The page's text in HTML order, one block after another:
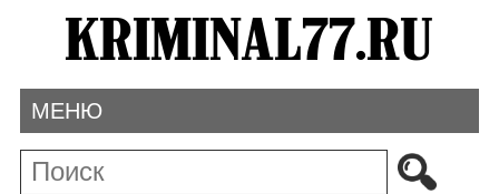
МЕНЮ